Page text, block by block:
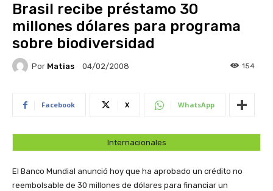
Brasil recibe préstamo 30
millones dólares para programa
sobre biodiversidad
Por Matias 04/02/2008 154
Facebook X WhatsApp
Internacionales
El Banco Mundial anunció hoy que ha aprobado un crédito no
reembolsable de 30 millones de dólares para financiar un